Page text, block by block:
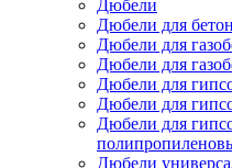
Дюбели
Дюбели для
Дюбели для
Дюбели для
Дюбели для
Дюбели для
Дюбели для
Дюбели